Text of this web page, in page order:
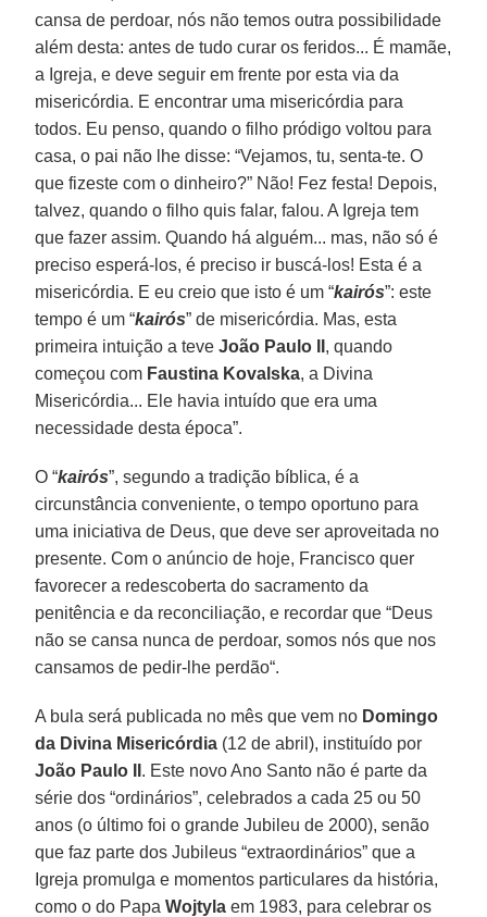
cansa de perdoar, nós não temos outra possibilidade
além desta: antes de tudo curar os feridos... É mamãe,
a Igreja, e deve seguir em frente por esta via da
misericórdia. E encontrar uma misericórdia para
todos. Eu penso, quando o filho pródigo voltou para
casa, o pai não lhe disse: “Vejamos, tu, senta-te. O
que fizeste com o dinheiro?” Não! Fez festa! Depois,
talvez, quando o filho quis falar, falou. A Igreja tem
que fazer assim. Quando há alguém... mas, não só é
preciso esperá-los, é preciso ir buscá-los! Esta é a
misericórdia. E eu creio que isto é um “kairós”: este
tempo é um “kairós” de misericórdia. Mas, esta
primeira intuição a teveJoão Paulo II , quando
começou com Faustina Kovalska, a Divina
Misericórdia... Ele havia intuído que era uma
necessidade desta época”.
O “kairós”, segundo a tradição bíblica, é a
circunstância conveniente, o tempo oportuno para
uma iniciativa de Deus, que deve ser aproveitada no
presente. Com o anúncio de hoje, Francisco quer
favorecer a redescoberta do sacramento da
penitência e da reconciliação, e recordar que “Deus
não se cansa nunca de perdoar, somos nós que nos
cansamos de pedir-lhe perdão“.
A bula será publicada no mês que vem no Domingo
da Divina Misericórdia (12 de abril), instituído por
João Paulo II . Este novo Ano Santo não é parte da
série dos “ordinários”, celebrados a cada 25 ou 50
anos (o último foi o grande Jubileu de 2000), senão
que faz parte dos Jubileus “extraordinários” que a
Igreja promulga e momentos particulares da história,
como o do PapaWojtyla em 1983, para celebrar os